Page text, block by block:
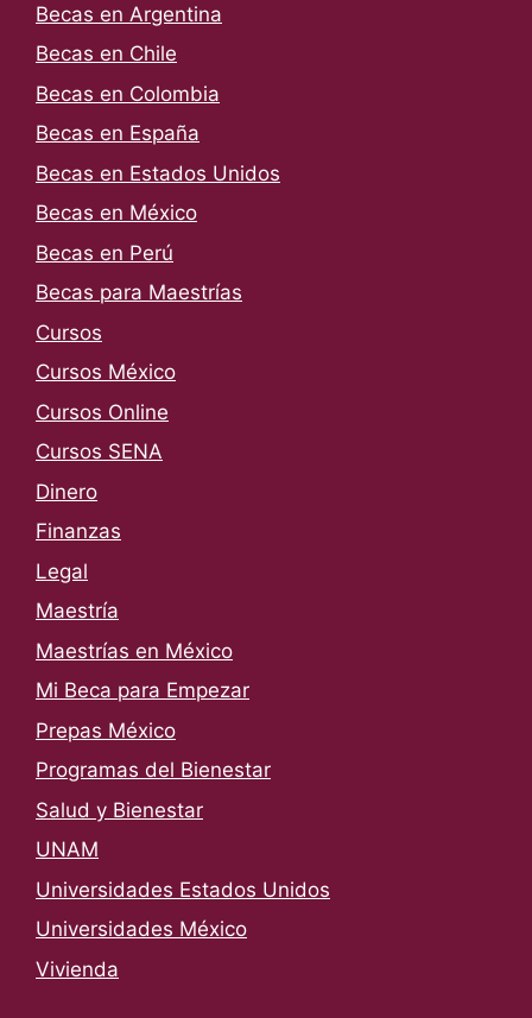
Becas en Argentina
Becas en Chile
Becas en Colombia
Becas en España
Becas en Estados Unidos
Becas en México
Becas en Perú
Becas para Maestrías
Cursos
Cursos México
Cursos Online
Cursos SENA
Dinero
Finanzas
Legal
Maestría
Maestrías en México
Mi Beca para Empezar
Prepas México
Programas del Bienestar
Salud y Bienestar
UNAM
Universidades Estados Unidos
Universidades México
Vivienda